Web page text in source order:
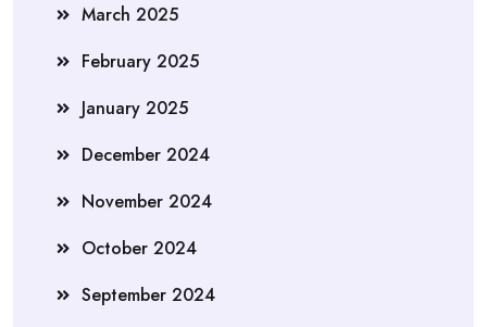
March 2025
February 2025
January 2025
December 2024
November 2024
October 2024
September 2024